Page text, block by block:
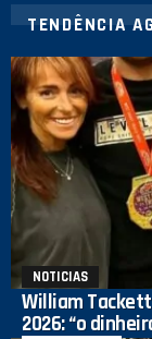
TENDÊNCIA
NOTICIAS
William
2026: “o